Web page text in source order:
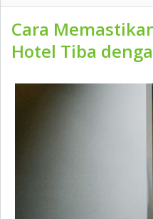
Cara
Hotel Tiba